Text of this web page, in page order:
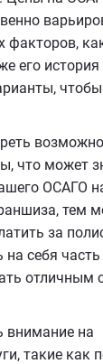
факторов,
его
что может
ОСАГО
тем
за
на себя
отличным
внимание на
такие как